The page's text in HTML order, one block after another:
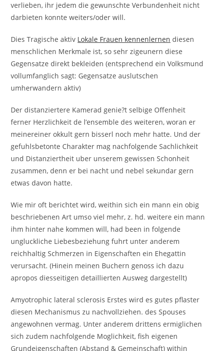
verlieben, ihr jedem die gewunschte Verbundenheit nicht
darbieten konnte weiters/oder will.
Dies Tragische aktiv Lokale Frauen kennenlernen diesen
menschlichen Merkmale ist, so sehr zigeunern diese
Gegensatze direkt bekleiden (entsprechend ein Volksmund
vollumfanglich sagt: Gegensatze auslutschen
umherwandern aktiv)
Der distanziertere Kamerad genie?t selbige Offenheit
ferner Herzlichkeit de l’ensemble des weiteren, woran er
meinereiner okkult gern bisserl noch mehr hatte. Und der
gefuhlsbetonte Charakter mag nachfolgende Sachlichkeit
und Distanziertheit uber unserem gewissen Schonheit
zusammen, denn er bei nacht und nebel sekundar gern
etwas davon hatte.
Wie mir oft berichtet wird, weithin sich ein mann ein obig
beschriebenen Art umso viel mehr, z. hd. weitere ein mann
ihm hinter nahe kommen will, had been in folgende
ungluckliche Liebesbeziehung fuhrt unter anderem
reichhaltig Schmerzen in Eigenschaften ein Ehegattin
verursacht. (Hinein meinen Buchern genoss ich dazu
apropos diesseitigen detaillierten Ausweg dargestellt)
Amyotrophic lateral sclerosis Erstes wird es gutes pflaster
diesen Mechanismus zu nachvollziehen. des Spouses
angewohnen vermag. Unter anderem drittens ermiglichen
sich zudem nachfolgende Moglichkeit, fish eigenen
Grundeigenschaften (Abstand & Gemeinschaft) within